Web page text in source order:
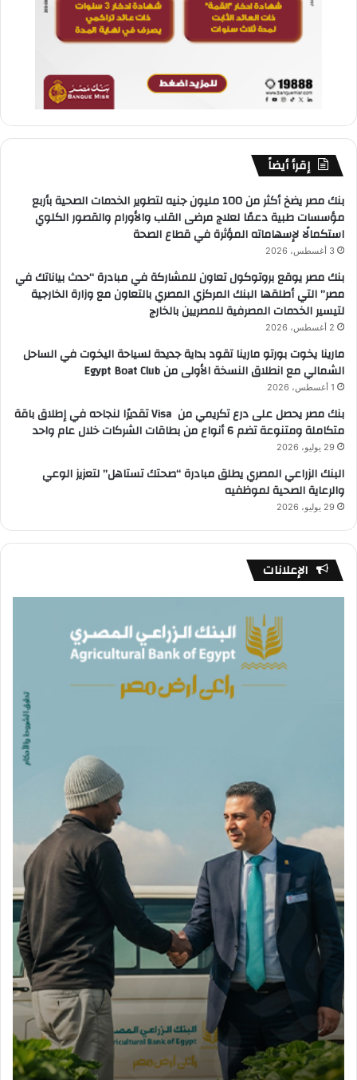
إقرأ أيضاً
بنك مصر يضخ أكثر من 100 مليون جنيه لتطوير الخدمات الصحية بأربع
مؤسسات طبية دعمًا لعلاج مرضى القلب والأورام والقصور الكلوي
استكمالًا لإسهاماته المؤثرة في قطاع الصحة
3 أغسطس، 2026
بنك مصر يوقع بروتوكول تعاون للمشاركة في مبادرة “حدث بياناتك في
مصر” التي أطلقها البنك المركزي المصري بالتعاون مع وزارة الخارجية
لتيسير الخدمات المصرفية للمصريين بالخارج
2 أغسطس، 2026
مارينا يخوت بورتو مارينا تقود بداية جديدة لسياحة اليخوت في الساحل
الشمالي مع انطلاق النسخة الأولى من Egypt Boat Club
1 أغسطس، 2026
بنك مصر يحصل على درع تكريمي من Visa تقديرًا لنجاحه في إطلاق باقة
متكاملة ومتنوعة تضم 6 أنواع من بطاقات الشركات خلال عام واحد
29 يوليو، 2026
البنك الزراعي المصري يطلق مبادرة “صحتك تستاهل” لتعزيز الوعي
والرعاية الصحية لموظفيه
29 يوليو، 2026
الإعلانات